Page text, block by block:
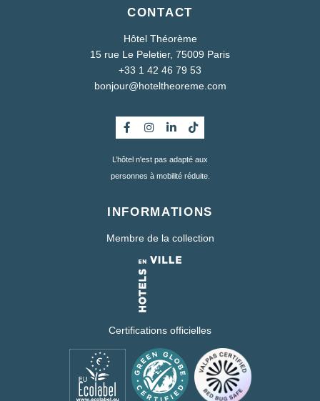
CONTACT
Hôtel Théorème
15 rue Le Peletier, 75009 Paris
+33 1 42 46 79 53
bonjour@hoteltheoreme.com
L’hôtel n'est pas adapté aux
personnes à mobilité réduite.
INFORMATIONS
Membre de la collection
Certifications officielles